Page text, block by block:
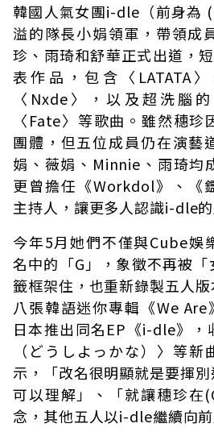
韓國人氣女團i-dle（前身為
溢的隊長小娟領軍，帶領成
珍、雨琦和舒華正式出道，
表作品，包含〈LATATA〉
〈Nxde〉，以及超洗腦
〈Fate〉等歌曲。雖然穗珍
團體，但五位成員仍在演藝
娟、薇娟、Minnie、雨琦均
更曾擔任《Workdol》、《
主持人，讓更多人認識i-dle的
今年5月她們不僅與Cube娛
名中的「G」，象徵不再被
籤框架住，也重新錄製五人
八張韓語迷你專輯《We
日本推出同名EP《i-dle》，
（どうしよっかな）〉等
示，「改名很明顯就是要揮
可以理解」、「就讓穗珍在
念，其他五人以i-dle繼續向前